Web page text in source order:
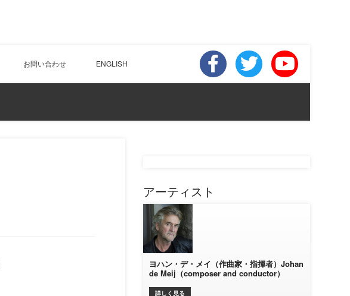
お問い合わせ ENGLISH
アーティスト
ヨハン・デ・メイ（作曲家・指揮者）Johan
de Meij（composer and conductor）
詳しく見る